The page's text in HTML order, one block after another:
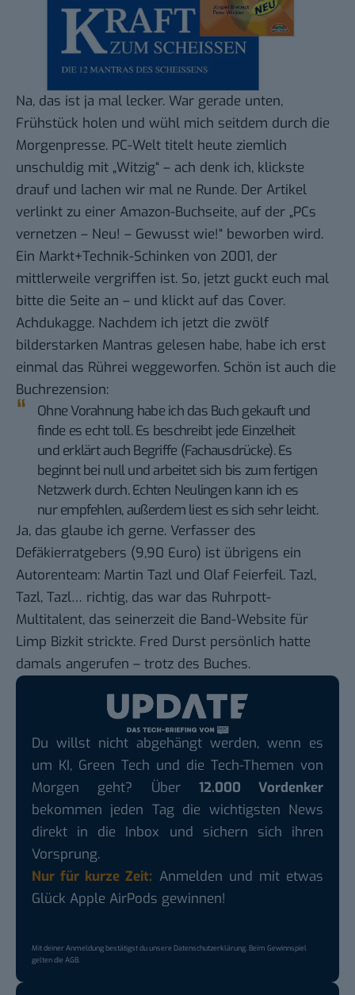
Na, das ist ja mal lecker. War gerade unten,
Frühstück holen und wühl mich seitdem durch die
Morgenpresse. PC-Welt titelt heute ziemlich
unschuldig mit „Witzig“ – ach denk ich, klickste
drauf und lachen wir mal ne Runde. Der Artikel
verlinkt zu einer Amazon-Buchseite, auf der „PCs
vernetzen – Neu! – Gewusst wie!“ beworben wird.
Ein Markt+Technik-Schinken von 2001, der
mittlerweile vergriffen ist. So, jetzt guckt euch mal
bitte die Seite an – und klickt auf das Cover.
Achdukagge. Nachdem ich jetzt die zwölf
bilderstarken Mantras gelesen habe, habe ich erst
einmal das Rührei weggeworfen. Schön ist auch die
Buchrezension:
Ohne Vorahnung habe ich das Buch gekauft und
finde es echt toll. Es beschreibt jede Einzelheit
und erklärt auch Begriffe (Fachausdrücke). Es
beginnt bei null und arbeitet sich bis zum fertigen
Netzwerk durch. Echten Neulingen kann ich es
nur empfehlen, außerdem liest es sich sehr leicht.
Ja, das glaube ich gerne. Verfasser des
Defäkierratgebers (9,90 Euro) ist übrigens ein
Autorenteam: Martin Tazl und Olaf Feierfeil. Tazl,
Tazl, Tazl… richtig, das war das Ruhrpott-
Multitalent, das seinerzeit die Band-Website für
Limp Bizkit strickte. Fred Durst persönlich hatte
damals angerufen – trotz des Buches.
Du willst nicht abgehängt werden, wenn es
um KI, Green Tech und die Tech-Themen von
Morgen geht? Über 12.000 Vordenker
bekommen jeden Tag die wichtigsten News
direkt in die Inbox und sichern sich ihren
Vorsprung.
Nur für kurze Zeit: Anmelden und mit etwas
Glück Apple AirPods gewinnen!
Mit deiner Anmeldung bestätigst du unsereDatenschutzerklärung. Beim Gewinnspiel
gelten dieAGB.